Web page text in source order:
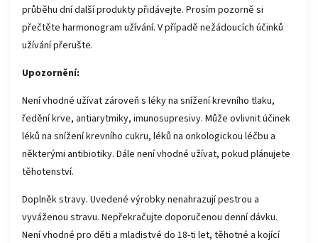
průběhu dní další produkty přidávejte. Prosím pozorně si
přečtěte harmonogram užívání. V případě nežádoucích účinků
užívání přerušte.
Upozornění:
Není vhodné užívat zároveň s léky na snížení krevního tlaku,
ředění krve, antiarytmiky, imunosupresivy. Může ovlivnit účinek
léků na snížení krevního cukru, léků na onkologickou léčbu a
některými antibiotiky. Dále není vhodné užívat, pokud plánujete
těhotenství.
Doplněk stravy. Uvedené výrobky nenahrazují pestrou a
vyváženou stravu. Nepřekračujte doporučenou denní dávku.
Není vhodné pro děti a mladistvé do 18-ti let, těhotné a kojící